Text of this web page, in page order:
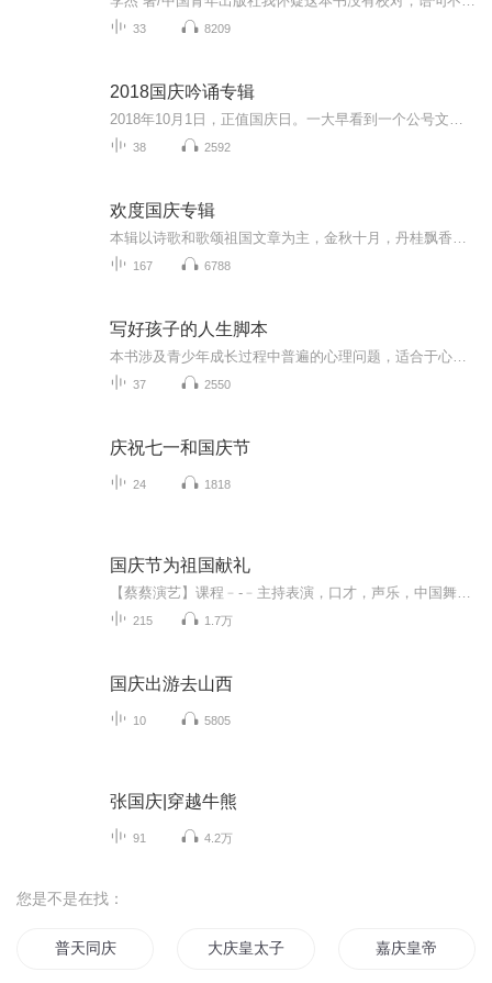
33 8209
2018国庆吟诵专辑
38 2592
欢度国庆专辑
167 6788
写好孩子的人生脚本
37 2550
庆祝七一和国庆节
24 1818
国庆节为祖国献礼
215 1.7万
国庆出游去山西
10 5805
张国庆|穿越牛熊
91 4.2万
您是不是在找：
普天同庆 大庆皇太子 嘉庆皇帝